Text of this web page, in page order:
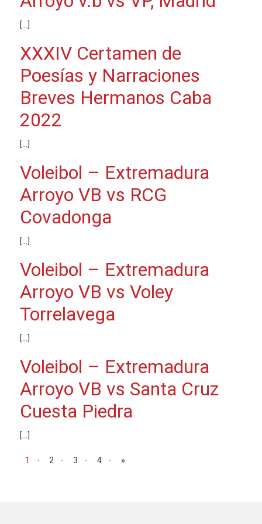
[…]
XXXIV Certamen de
Poesías y Narraciones
Breves Hermanos Caba
2022
[…]
Voleibol – Extremadura
Arroyo VB vs RCG
Covadonga
[…]
Voleibol – Extremadura
Arroyo VB vs Voley
Torrelavega
[…]
Voleibol – Extremadura
Arroyo VB vs Santa Cruz
Cuesta Piedra
[…]
Navegación de entradas
1 2 3 4 »